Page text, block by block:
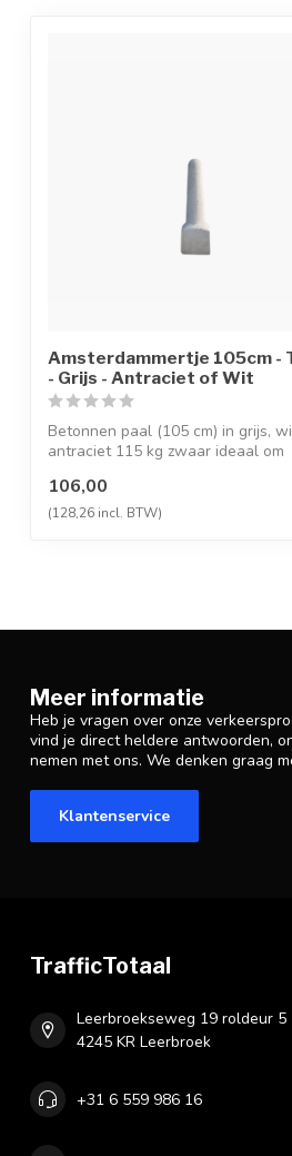
Amsterdammertje 105cm -
- Grijs - Antraciet of Wit
Betonnen paal (105 cm) in grijs,
antraciet 115 kg zwaar ideaal om
106,00
(128,26 incl. BTW)
Meer informatie
Heb je vragen over onze
vind je direct heldere antwoorden,
nemen met ons. We denken graag
Klantenservice
TrafficTotaal
Leerbroekseweg 19 roldeur 5
4245 KR Leerbroek
+31 6 559 986 16